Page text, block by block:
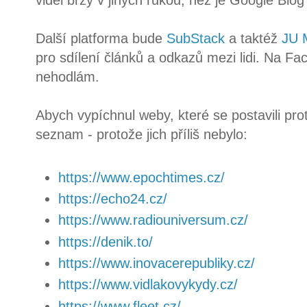
Další platforma bude SubStack a taktéž JU
pro sdílení článků a odkazů mezi lidi. Na
nehodlám.
Abych vypíchnul weby, které se postavili
seznam - protože jich příliš nebylo:
https://www.epochtimes.cz/
https://echo24.cz/
https://www.radiouniversum.cz/
https://denik.to/
https://www.inovacerepubliky.cz/
https://www.vidlakovykydy.cz/